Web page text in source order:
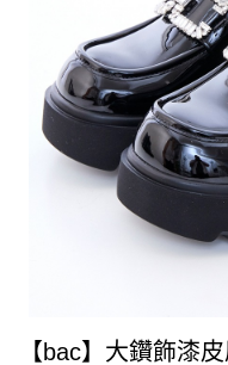
【bac】大鑽飾漆